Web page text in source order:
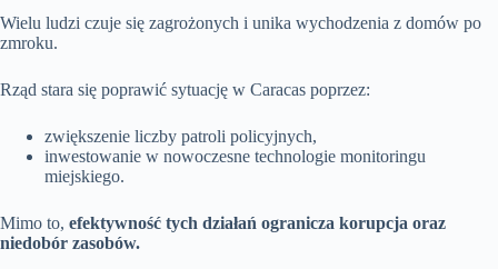
Wielu ludzi czuje się zagrożonych i unika wychodzenia z domów po
zmroku.
Rząd stara się poprawić sytuację w Caracas poprzez:
zwiększenie liczby patroli policyjnych,
inwestowanie w nowoczesne technologie monitoringu
miejskiego.
Mimo to, efektywność tych działań ogranicza korupcja oraz
niedobór zasobów.